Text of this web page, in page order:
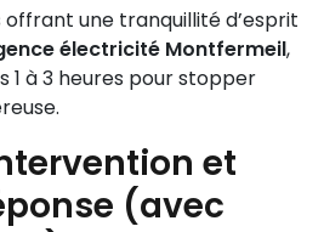
offrant une tranquillité d’esprit
électricité Montfermeil,
1 à 3 heures pour stopper
et
(avec